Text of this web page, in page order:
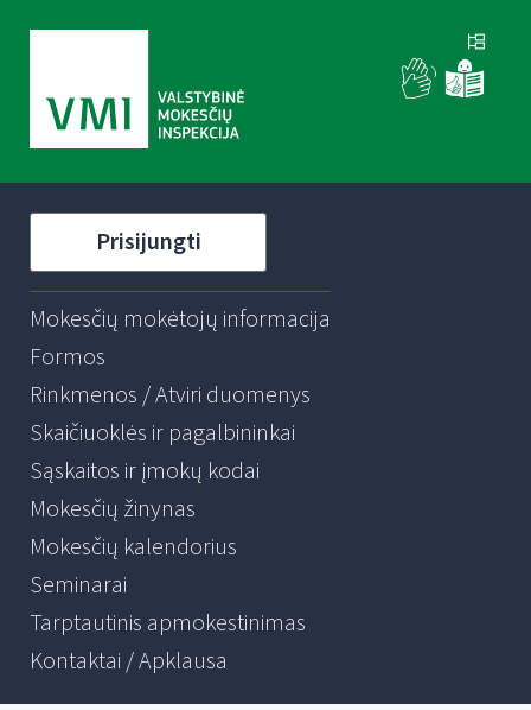
Prisijungti
Mokesčių mokėtojų informacija
Formos
Rinkmenos / Atviri duomenys
Skaičiuoklės ir pagalbininkai
Sąskaitos ir įmokų kodai
Mokesčių žinynas
Mokesčių kalendorius
Seminarai
Tarptautinis apmokestinimas
Kontaktai / Apklausa